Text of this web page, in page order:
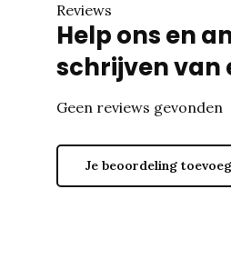
Reviews
Help ons en
schrijven van
Geen reviews gevonden
Je beoordeling